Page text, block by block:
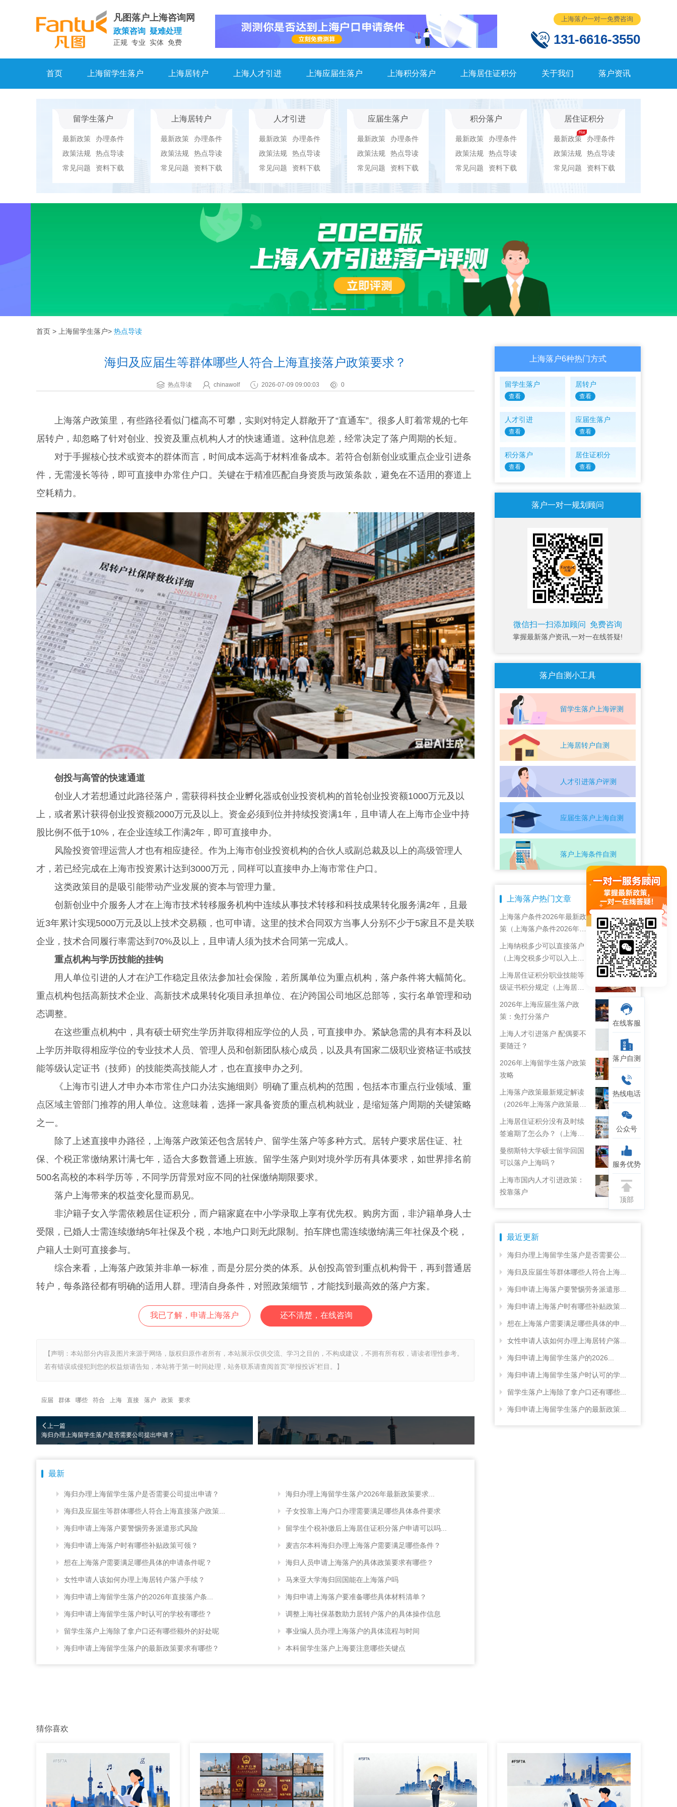
凡图落户上海咨询网
政策咨询 疑难处理
正规 专业 实体 免费
上海落户一对一免费咨询
131-6616-3550
首页 上海留学生落户 上海居转户 上海人才引进 上海应届生落户 上海积分落户 上海居住证积分 关于我们 落户资讯
留学生落户
最新政策
办理条件
政策法规
热点导读
常见问题
资料下载
上海居转户
最新政策
办理条件
政策法规
热点导读
常见问题
资料下载
人才引进
最新政策
办理条件
政策法规
热点导读
常见问题
资料下载
应届生落户
最新政策
办理条件
政策法规
热点导读
常见问题
资料下载
积分落户
最新政策
办理条件
政策法规
热点导读
常见问题
资料下载
居住证积分
最新政策
办理条件
政策法规
热点导读
常见问题
资料下载
首页 > 上海留学生落户> 热点导读
海归及应届生等群体哪些人符合上海直接落户政策要求？
热点导读 chinawolf 2026-07-09 09:00:03 0
上海落户政策里，有些路径看似门槛高不可攀，实则对特定人群敞开了“直通车”。很多人盯着常规的七年
居转户，却忽略了针对创业、投资及重点机构人才的快速通道。这种信息差，经常决定了落户周期的长短。
对于手握核心技术或资本的群体而言，时间成本远高于材料准备成本。若符合创新创业或重点企业引进条
件，无需漫长等待，即可直接申办常住户口。关键在于精准匹配自身资质与政策条款，避免在不适用的赛道上
空耗精力。
创投与高管的快速通道
创业人才若想通过此路径落户，需获得科技企业孵化器或创业投资机构的首轮创业投资额1000万元及以
上，或者累计获得创业投资额2000万元及以上。资金必须到位并持续投资满1年，且申请人在上海市企业中持
股比例不低于10%，在企业连续工作满2年，即可直接申办。
风险投资管理运营人才也有相应捷径。作为上海市创业投资机构的合伙人或副总裁及以上的高级管理人
才，若已经完成在上海市投资累计达到3000万元，同样可以直接申办上海市常住户口。
这类政策目的是吸引能带动产业发展的资本与管理力量。
创新创业中介服务人才在上海市技术转移服务机构中连续从事技术转移和科技成果转化服务满2年，且最
近3年累计实现5000万元及以上技术交易额，也可申请。这里的技术合同双方当事人分别不少于5家且不是关联
企业，技术合同履行率需达到70%及以上，且申请人须为技术合同第一完成人。
重点机构与学历技能的挂钩
用人单位引进的人才在沪工作稳定且依法参加社会保险，若所属单位为重点机构，落户条件将大幅简化。
重点机构包括高新技术企业、高新技术成果转化项目承担单位、在沪跨国公司地区总部等，实行名单管理和动
态调整。
在这些重点机构中，具有硕士研究生学历并取得相应学位的人员，可直接申办。紧缺急需的具有本科及以
上学历并取得相应学位的专业技术人员、管理人员和创新团队核心成员，以及具有国家二级职业资格证书或技
能等级认定证书（技师）的技能类高技能人才，也在直接申办之列。
《上海市引进人才申办本市常住户口办法实施细则》明确了重点机构的范围，包括本市重点行业领域、重
点区域主管部门推荐的用人单位。这意味着，选择一家具备资质的重点机构就业，是缩短落户周期的关键策略
之一。
除了上述直接申办路径，上海落户政策还包含居转户、留学生落户等多种方式。居转户要求居住证、社
保、个税正常缴纳累计满七年，适合大多数普通上班族。留学生落户则对境外学历有具体要求，如世界排名前
500名高校的本科学历等，不同学历背景对应不同的社保缴纳期限要求。
落户上海带来的权益变化显而易见。
非沪籍子女入学需依赖居住证积分，而户籍家庭在中小学录取上享有优先权。购房方面，非沪籍单身人士
受限，已婚人士需连续缴纳5年社保及个税，本地户口则无此限制。拍车牌也需连续缴纳满三年社保及个税，
户籍人士则可直接参与。
综合来看，上海落户政策并非单一标准，而是分层分类的体系。从创投高管到重点机构骨干，再到普通居
转户，每条路径都有明确的适用人群。理清自身条件，对照政策细节，才能找到最高效的落户方案。
我已了解，申请上海落户 还不清楚，在线咨询
【声明：本站部分内容及图片来源于网络，版权归原作者所有，本站展示仅供交流、学习之目的，不构成建议，不拥有所有权，请读者理性参考。
若有错误或侵犯到您的权益烦请告知，本站将于第一时间处理，站务联系请查阅首页“举报投诉”栏目。】
应届 群体 哪些 符合 上海 直接 落户 政策 要求
上一篇
海归办理上海留学生落户是否需要公司提出申请？
最新
海归办理上海留学生落户是否需要公司提出申请？
海归及应届生等群体哪些人符合上海直接落户政策...
海归申请上海落户要警惕劳务派遣形式风险
海归申请上海落户时有哪些补贴政策可领？
想在上海落户需要满足哪些具体的申请条件呢？
女性申请人该如何办理上海居转户落户手续？
海归申请上海留学生落户的2026年直接落户条...
海归申请上海留学生落户时认可的学校有哪些？
留学生落户上海除了拿户口还有哪些额外的好处呢
海归申请上海留学生落户的最新政策要求有哪些？
海归办理上海留学生落户2026年最新政策要求...
子女投靠上海户口办理需要满足哪些具体条件要求
留学生个税补缴后上海居住证积分落户申请可以吗...
麦吉尔本科海归办理上海落户需要满足哪些条件？
海归人员申请上海落户的具体政策要求有哪些？
马来亚大学海归回国能在上海落户吗
海归申请上海落户要准备哪些具体材料清单？
调整上海社保基数助力居转户落户的具体操作信息
事业编人员办理上海落户的具体流程与时间
本科留学生落户上海要注意哪些关键点
上海落户6种热门方式
留学生落户
查看
居转户
查看
人才引进
查看
应届生落户
查看
积分落户
查看
居住证积分
查看
落户一对一规划顾问
微信扫一扫添加顾问 免费咨询
掌握最新落户资讯,一对一在线答疑!
落户自测小工具
留学生落户上海评测
上海居转户自测
人才引进落户评测
应届生落户上海自测
落户上海条件自测
上海落户热门文章
上海落户条件2026年最新政
策（上海落户条件2026年最
新政策解读）
上海纳税多少可以直接落户
（上海交税多少可以入上海
户口）
上海居住证积分职业技能等
级证书积分规定（上海居住
证技能职称目录）
2026年上海应届生落户政
策：免打分落户
上海人才引进落户 配偶要不
要随迁？
2026年上海留学生落户政策
攻略
上海落户政策最新规定解读
（2026年上海落户政策最新
规定）
上海居住证积分没有及时续
签逾期了怎么办？（上海居
住证续签了但积分忘了）
曼彻斯特大学硕士留学回国
可以落户上海吗？
上海市国内人才引进政策：
投靠落户
最近更新
海归办理上海留学生落户是否需要公...
海归及应届生等群体哪些人符合上海...
海归申请上海落户要警惕劳务派遣形...
海归申请上海落户时有哪些补贴政策...
想在上海落户需要满足哪些具体的申...
女性申请人该如何办理上海居转户落...
海归申请上海留学生落户的2026...
海归申请上海留学生落户时认可的学...
留学生落户上海除了拿户口还有哪些...
海归申请上海留学生落户的最新政策...
猜你喜欢
在线客服
落户自测
热线电话
公众号
服务优势
顶部